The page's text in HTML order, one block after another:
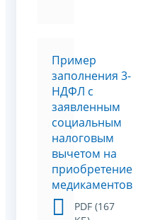
Пример
заполнения 3-
НДФЛ с
заявленным
социальным
налоговым
вычетом на
приобретение
медикаментов
PDF (167